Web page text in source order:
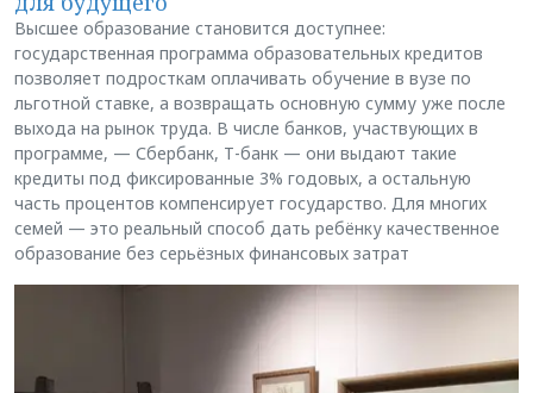
Высшее образование становится доступнее:
государственная программа образовательных кредитов
позволяет подросткам оплачивать обучение в вузе по
льготной ставке, а возвращать основную сумму уже после
выхода на рынок труда. В числе банков, участвующих в
программе, — Сбербанк, Т-банк — они выдают такие
кредиты под фиксированные 3% годовых, а остальную
часть процентов компенсирует государство. Для многих
семей — это реальный способ дать ребёнку качественное
образование без серьёзных финансовых затрат